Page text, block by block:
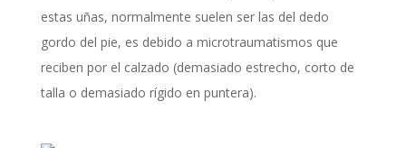
estas uñas, normalmente suelen ser las del dedo
gordo del pie, es debido a microtraumatismos que
reciben por el calzado (demasiado estrecho, corto de
talla o demasiado rígido en puntera).